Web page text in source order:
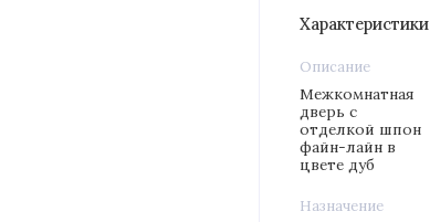
Характеристики
Описание
Межкомнатная
дверь с
отделкой шпон
файн-лайн в
цвете дуб
Назначение